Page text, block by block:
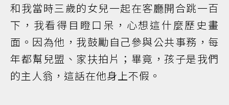
和我當時三歲的女兒一起在客廳開合跳一百
下，我看得目瞪口呆，心想這什麼歷史畫
面。因為他，我鼓勵自己參與公共事務，每
年都幫兒盟、家扶拍片；畢竟，孩子是我們
的主人翁，這話在他身上不假。